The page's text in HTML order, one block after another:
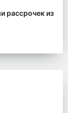
рассрочек из